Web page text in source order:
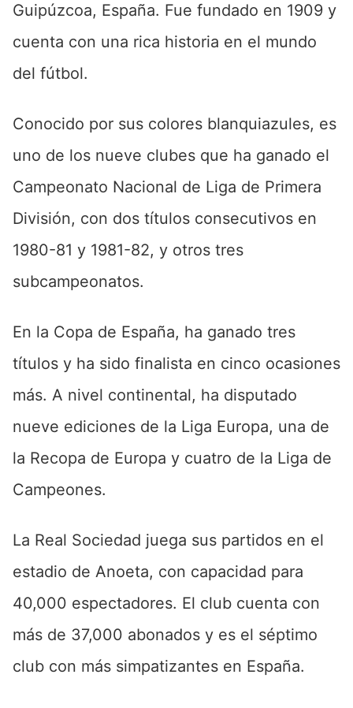
Guipúzcoa, España. Fue fundado en 1909 y
cuenta con una rica historia en el mundo
del fútbol.
Conocido por sus colores blanquiazules, es
uno de los nueve clubes que ha ganado el
Campeonato Nacional de Liga de Primera
División, con dos títulos consecutivos en
1980-81 y 1981-82, y otros tres
subcampeonatos.
En la Copa de España, ha ganado tres
títulos y ha sido finalista en cinco ocasiones
más. A nivel continental, ha disputado
nueve ediciones de la Liga Europa, una de
la Recopa de Europa y cuatro de la Liga de
Campeones.
La Real Sociedad juega sus partidos en el
estadio de Anoeta, con capacidad para
40,000 espectadores. El club cuenta con
más de 37,000 abonados y es el séptimo
club con más simpatizantes en España.